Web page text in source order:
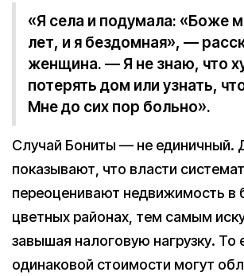
«Я села и подумала: «Боже
лет, и я бездомная», —
женщина. — Я не знаю, что
потерять дом или узнать,
Мне до сих пор больно».
Случай Бониты — не единичный.
показывают, что власти
переоценивают недвижимость в
цветных районах, тем самым
завышая налоговую нагрузку. То
одинаковой стоимости могут